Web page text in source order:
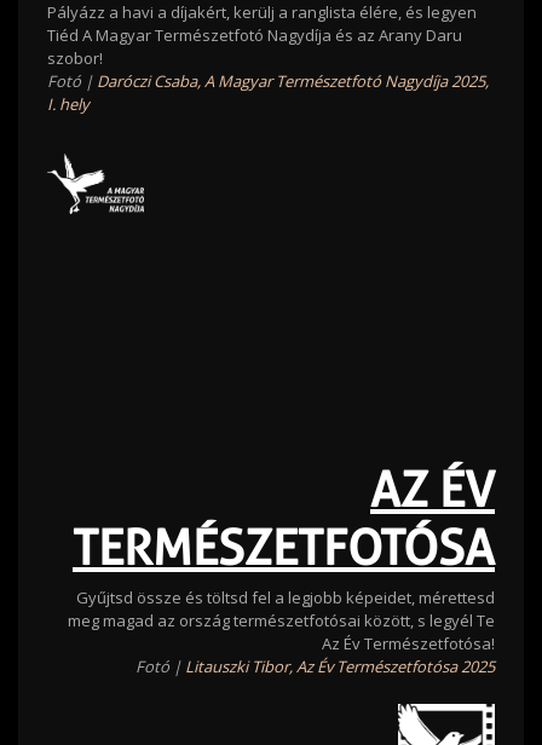
Pályázz a havi a díjakért, kerülj a ranglista élére, és legyen
Tiéd A Magyar Természetfotó Nagydíja és az Arany Daru
szobor!
Fotó | Daróczi Csaba, A Magyar Természetfotó Nagydíja 2025,
I. hely
AZ ÉV
TERMÉSZETFOTÓSA
Gyűjtsd össze és töltsd fel a legjobb képeidet, mérettesd
meg magad az ország természetfotósai között, s legyél Te
Az Év Természetfotósa!
Fotó | Litauszki Tibor, Az Év Természetfotósa 2025